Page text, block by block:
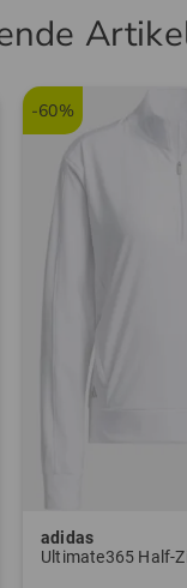
-60%
adidas